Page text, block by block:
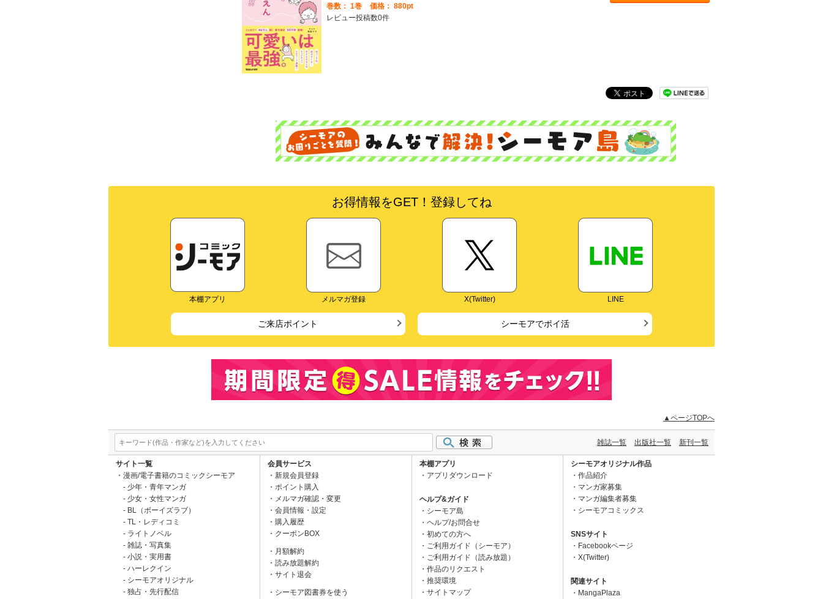
巻数： 1巻
価格： 880pt
レビュー投稿数0件
お得情報をGET！登録してね
本棚アプリ メルマガ登録 X(Twitter) LINE
ご来店ポイント シーモアでポイ活
▲ページTOPへ
雑誌一覧 出版社一覧 新刊一覧
サイト一覧
漫画/電子書籍のコミックシーモア
少年・青年マンガ
少女・女性マンガ
BL（ボーイズラブ）
TL・レディコミ
ライトノベル
雑誌・写真集
小説・実用書
ハーレクイン
シーモアオリジナル
独占・先行配信
会員サービス
新規会員登録
ポイント購入
メルマガ確認・変更
会員情報・設定
購入履歴
クーポンBOX
月額解約
読み放題解約
サイト退会
シーモア図書券を使う
本棚アプリ
アプリダウンロード
ヘルプ&ガイド
シーモア島
ヘルプ/お問合せ
初めての方へ
ご利用ガイド（シーモア）
ご利用ガイド（読み放題）
作品のリクエスト
推奨環境
サイトマップ
シーモアオリジナル作品
作品紹介
マンガ家募集
マンガ編集者募集
シーモアコミックス
SNSサイト
Facebookページ
X(Twitter)
関連サイト
MangaPlaza